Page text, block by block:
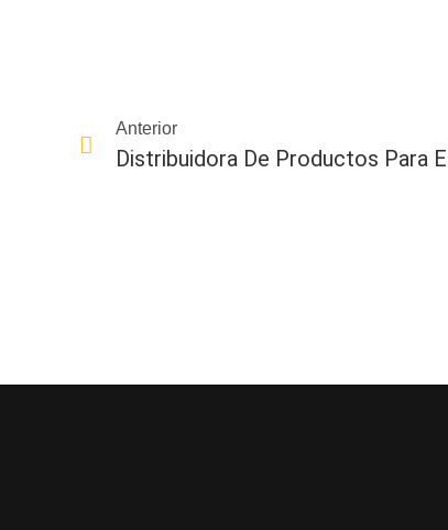
Anterior
Distribuidora De Productos Para